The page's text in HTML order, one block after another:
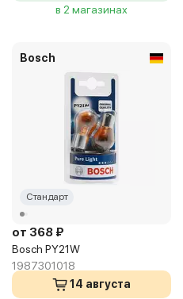
в 2 магазинах
Bosch
Стандарт
от 368 ₽
Bosch PY21W
1987301018
14 августа